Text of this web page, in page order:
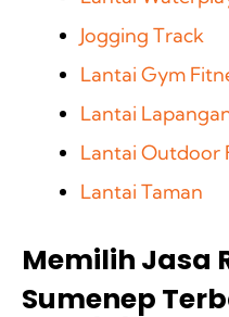
Jogging Track
Lantai Gym
Lantai
Lantai Outdoor
Lantai Taman
Memilih Jasa
Sumenep